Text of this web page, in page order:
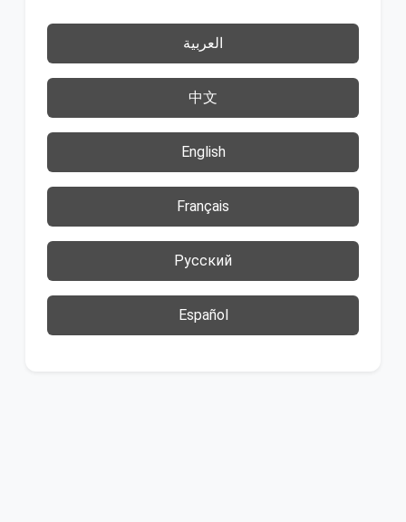
العربية
中文
English
Français
Русский
Español